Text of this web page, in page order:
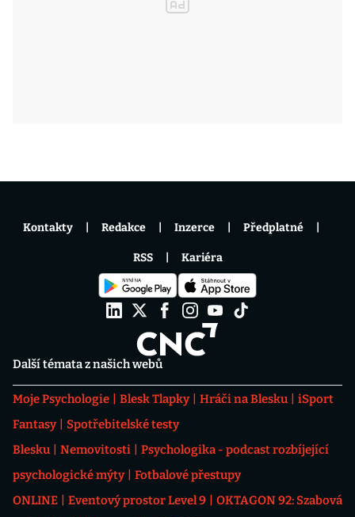
Další témata z našich webů
Moje Psychologie Blesk Tlapky Hráči na Blesku
iSport
Fantasy
Spotřebitelské testy
Blesku
Nemovitosti
Psychologika - podcast rozbíjející
psychologické mýty
Fotbalové přestupy
ONLINE
Eventový prostor Level 9
OKTAGON 92: Szabová
Kontakty Redakce Inzerce Předplatné
RSS Kariéra